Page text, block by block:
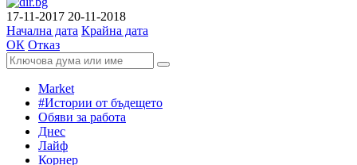
17-11-2017 20-11-2018
Начална дата Крайна дата
ОК Отказ
Market
#Истории от бъдещето
Обяви за работа
Днес
Лайф
Корнер